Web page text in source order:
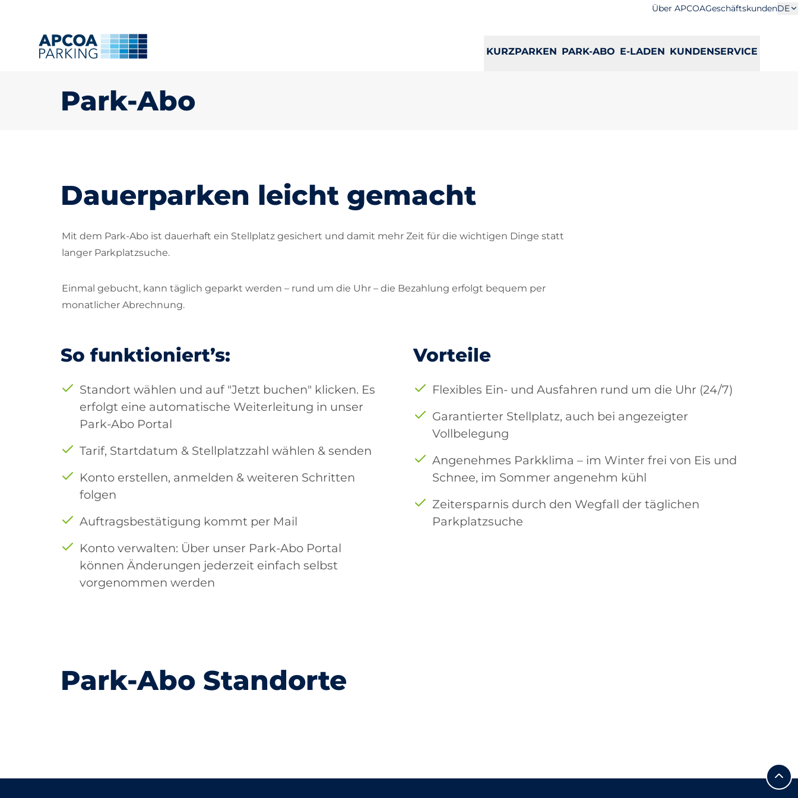
Über APCOAGeschäftskundenDE
KURZPARKEN PARK-ABO E-LADEN KUNDENSERVICE
Park-Abo
Dauerparken leicht gemacht
Mit dem Park-Abo ist dauerhaft ein Stellplatz gesichert und damit mehr Zeit für die wichtigen Dinge statt
langer Parkplatzsuche.
Einmal gebucht, kann täglich geparkt werden – rund um die Uhr – die Bezahlung erfolgt bequem per
monatlicher Abrechnung.
So funktioniert’s:
Standort wählen und auf "Jetzt buchen" klicken. Es
erfolgt eine automatische Weiterleitung in unser
Park-Abo Portal
Tarif, Startdatum & Stellplatzzahl wählen & senden
Konto erstellen, anmelden & weiteren Schritten
folgen
Auftragsbestätigung kommt per Mail
Konto verwalten: Über unser Park-Abo Portal
können Änderungen jederzeit einfach selbst
vorgenommen werden
Vorteile
Flexibles Ein- und Ausfahren rund um die Uhr (24/7)
Garantierter Stellplatz, auch bei angezeigter
Vollbelegung
Angenehmes Parkklima – im Winter frei von Eis und
Schnee, im Sommer angenehm kühl
Zeitersparnis durch den Wegfall der täglichen
Parkplatzsuche
Park-Abo Standorte
Basel Biel Lausanne